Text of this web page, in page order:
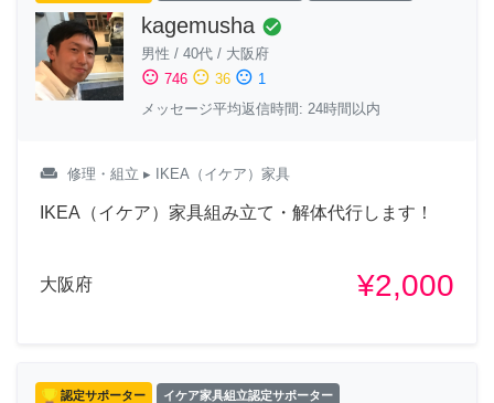
kagemusha check_circle
男性 / 40代 / 大阪府
sentiment_satisfied 746 sentiment_neutral 36 sentiment_dissatisfied 1
メッセージ平均返信時間: 24時間以内
weekend 修理・組立 ▸ IKEA（イケア）家具
IKEA（イケア）家具組み立て・解体代行します！
大阪府 ¥2,000
認定サポーター イケア家具組立認定サポーター